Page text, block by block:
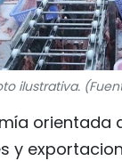
¿QUIÉNES
TIẾNG VIỆT
ENGLISH
ilustrativa.
orientada
y